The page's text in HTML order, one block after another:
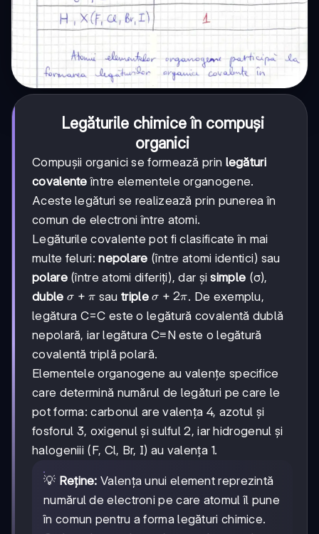
Legăturile chimice în compuși
organici
Compușii organici se formează prin legături
covalente între elementele organogene.
Aceste legături se realizează prin punerea în
comun de electroni între atomi.
Legăturile covalente pot fi clasificate în mai
multe feluri:nepolare (între atomi identici) sau
polare(între atomi diferiți), dar șisimple (σ),
duble σ+π
σ + π sau triple σ+2π
σ + 2π. De exemplu,
legătura C=C este o legătură covalentă dublă
nepolară, iar legătura C≡N este o legătură
covalentă triplă polară.
Elementele organogene au valențe specifice
care determină numărul de legături pe care le
pot forma: carbonul are valența 4, azotul și
fosforul 3, oxigenul și sulful 2, iar hidrogenul și
halogeniii (F, Cl, Br, I) au valența 1.
💡 Reține: Valența unui element reprezintă
numărul de electroni pe care atomul îl pune
în comun pentru a forma legături chimice.